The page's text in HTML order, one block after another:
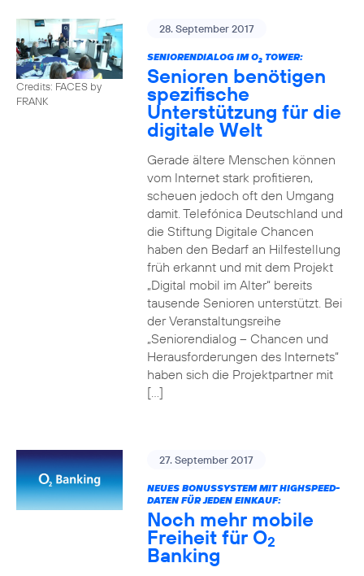
Credits: FACES by
FRANK
28. September 2017
SENIORENDIALOG IM O2TOWER:
Senioren benötigen
spezifische
Unterstützung für die
digitale Welt
Gerade ältere Menschen können
vom Internet stark profitieren,
scheuen jedoch oft den Umgang
damit. Telefónica Deutschland und
die Stiftung Digitale Chancen
haben den Bedarf an Hilfestellung
früh erkannt und mit dem Projekt
„Digital mobil im Alter“ bereits
tausende Senioren unterstützt. Bei
der Veranstaltungsreihe
„Seniorendialog – Chancen und
Herausforderungen des Internets“
haben sich die Projektpartner mit
[…]
27. September 2017
NEUES BONUSSYSTEM MIT HIGHSPEED-
DATEN FÜR JEDEN EINKAUF:
Noch mehr mobile
Freiheit für O2
Banking